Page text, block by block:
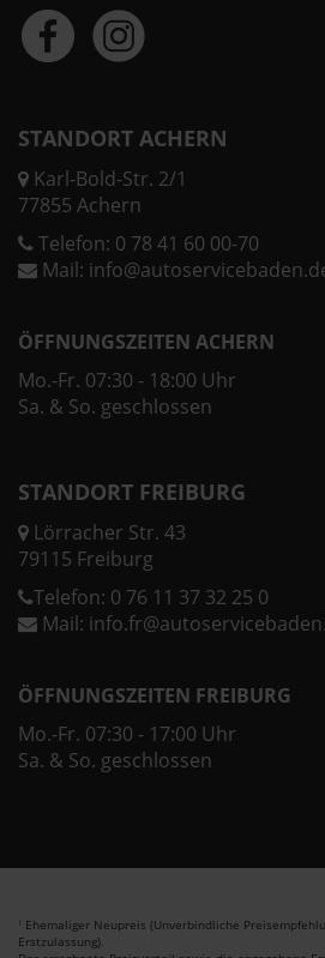
STANDORT ACHERN
Karl-Bold-Str. 2/1
77855 Achern
Telefon: 0 78 41 60 00-70
Mail:
ÖFFNUNGSZEITEN ACHERN
Mo.-Fr. 07:30 - 18:00 Uhr
Sa. & So. geschlossen
STANDORT FREIBURG
Lörracher Str. 43
79115 Freiburg
Telefon: 0 76 11 37 32 25 0
Mail:
ÖFFNUNGSZEITEN FREIBURG
Mo.-Fr. 07:30 - 17:00 Uhr
Sa. & So. geschlossen
1 Ehemaliger Neupreis (Unverbindliche
Erstzulassung).